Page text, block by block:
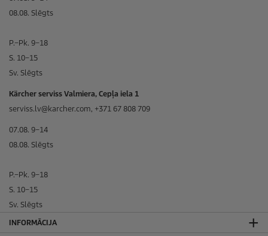
08.08. Slēgts
P.–Pk. 9–18
S. 10–15
Sv. Slēgts
Kärcher serviss Valmiera, Cepļa iela 1
serviss.lv@karcher.com, +371 67 808 709
07.08. 9–14
08.08. Slēgts
P.–Pk. 9–18
S. 10–15
Sv. Slēgts
INFORMĀCIJA